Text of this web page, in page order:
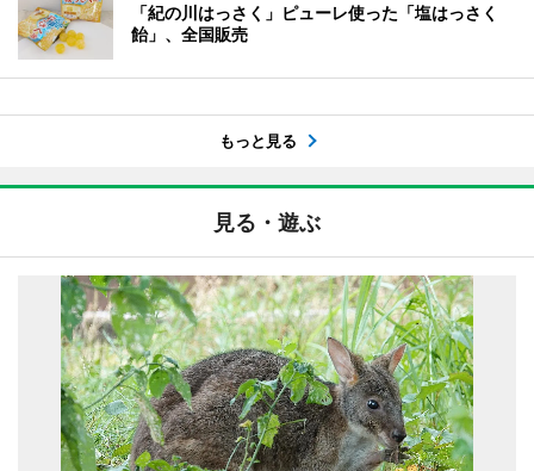
「紀の川はっさく」ピューレ使った「塩はっさく
飴」、全国販売
もっと見る
見る・遊ぶ